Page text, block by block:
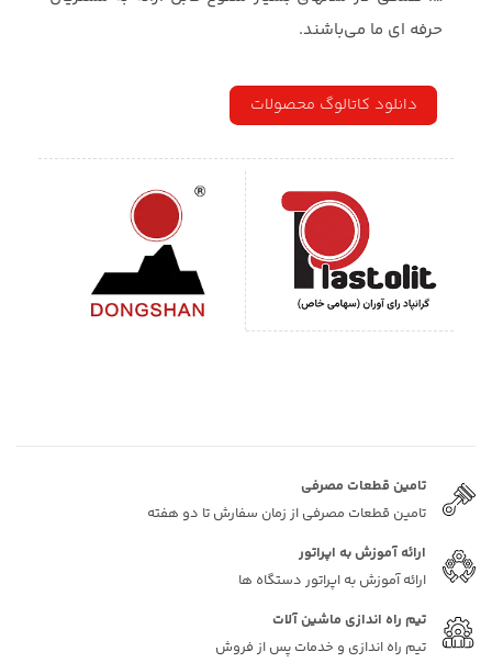
حرفه ای ما می‌باشند.
دانلود کاتالوگ محصولات
تامین قطعات مصرفی
تامین قطعات مصرفی از زمان سفارش تا دو هفته
ارائه آموزش به اپراتور
ارائه آموزش به اپراتور دستگاه ها
تیم راه اندازی ماشین آلات
تیم راه اندازی و خدمات پس از فروش